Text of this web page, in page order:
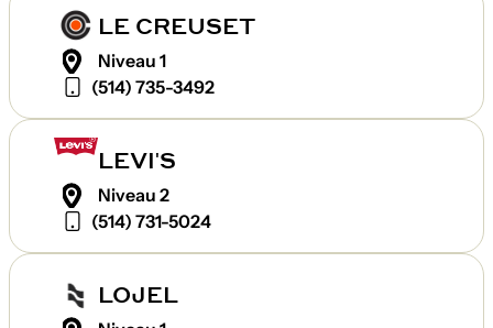
LE CREUSET
Niveau 1
(514) 735-3492
LEVI'S
Niveau 2
(514) 731-5024
LOJEL